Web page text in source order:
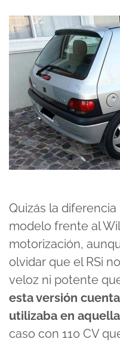
Quizás la
modelo frente al
motorización,
olvidar que el RSi
veloz ni potente
esta versión
utilizaba en
caso con 110 CV